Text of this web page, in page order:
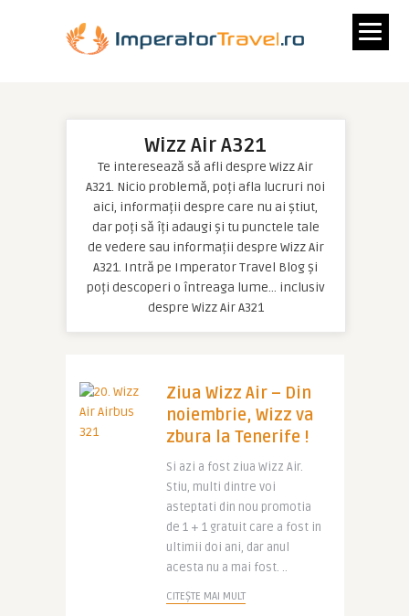
Wizz Air A321
Te interesează să afli despre Wizz Air
A321. Nicio problemă, poți afla lucruri noi
aici, informații despre care nu ai știut,
dar poți să îți adaugi și tu punctele tale
de vedere sau informații despre Wizz Air
A321. Intră pe Imperator Travel Blog și
poți descoperi o întreaga lume… inclusiv
despre Wizz Air A321
Ziua Wizz Air – Din
noiembrie, Wizz va
zbura la Tenerife !
Si azi a fost ziua Wizz Air.
Stiu, multi dintre voi
asteptati din nou promotia
de 1 + 1 gratuit care a fost in
ultimii doi ani, dar anul
acesta nu a mai fost. ..
CITEȘTE MAI MULT